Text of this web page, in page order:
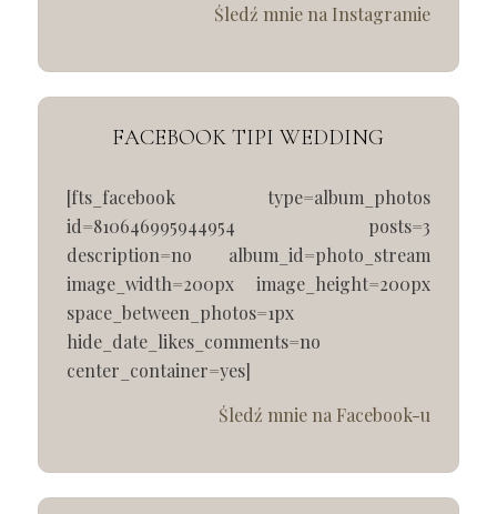
Śledź mnie na Instagramie
FACEBOOK TIPI WEDDING
[fts_facebook type=album_photos
id=810646995944954 posts=3
description=no album_id=photo_stream
image_width=200px image_height=200px
space_between_photos=1px
hide_date_likes_comments=no
center_container=yes]
Śledź mnie na Facebook-u